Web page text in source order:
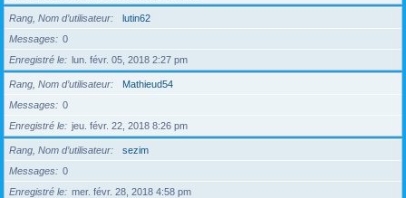
Rang, Nom d’utilisateur
lutin62
Messages
0
Enregistré le
lun. févr. 05, 2018 2:27 pm
Rang, Nom d’utilisateur
Mathieud54
Messages
0
Enregistré le
jeu. févr. 22, 2018 8:26 pm
Rang, Nom d’utilisateur
sezim
Messages
0
Enregistré le
mer. févr. 28, 2018 4:58 pm